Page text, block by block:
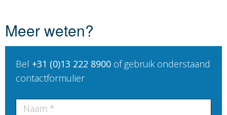
Meer weten?
Bel +31 (0)13 222 8900 of gebruik onderstaand
contactformulier